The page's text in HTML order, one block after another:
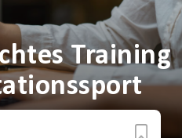
Training